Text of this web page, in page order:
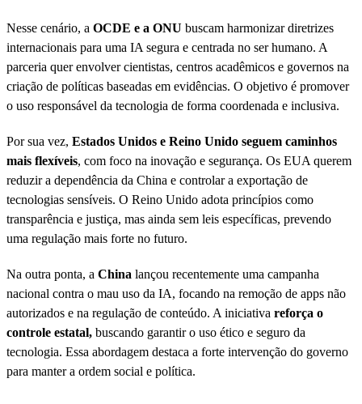
Nesse cenário, a OCDE e a ONU buscam harmonizar diretrizes
internacionais para uma IA segura e centrada no ser humano. A
parceria quer envolver cientistas, centros acadêmicos e governos na
criação de políticas baseadas em evidências. O objetivo é promover
o uso responsável da tecnologia de forma coordenada e inclusiva.
Por sua vez, Estados Unidos e Reino Unido seguem caminhos
mais flexíveis, com foco na inovação e segurança. Os EUA querem
reduzir a dependência da China e controlar a exportação de
tecnologias sensíveis. O Reino Unido adota princípios como
transparência e justiça, mas ainda sem leis específicas, prevendo
uma regulação mais forte no futuro.
Na outra ponta, a China lançou recentemente uma campanha
nacional contra o mau uso da IA, focando na remoção de apps não
autorizados e na regulação de conteúdo. A iniciativa reforça o
controle estatal, buscando garantir o uso ético e seguro da
tecnologia. Essa abordagem destaca a forte intervenção do governo
para manter a ordem social e política.